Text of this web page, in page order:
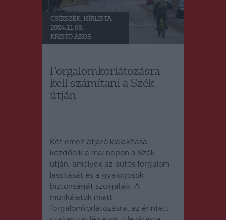
CSÍKSZÉK, HÍRLISTA
2024.11.08.
KRISTÓ ÁKOS
Forgalomkorlátozásra
kell számítani a Szék
útján
Két emelt átjáró kialakítása
kezdődik a mai napon a Szék
útján, amelyek az autós forgalom
lassítását és a gyalogosok
biztonságát szolgálják. A
munkálatok miatt
forgalomkorlátozásra, az érintett